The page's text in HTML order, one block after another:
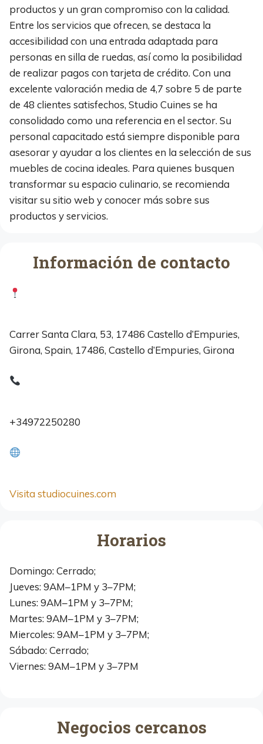
productos y un gran compromiso con la calidad.
Entre los servicios que ofrecen, se destaca la
accesibilidad con una entrada adaptada para
personas en silla de ruedas, así como la posibilidad
de realizar pagos con tarjeta de crédito. Con una
excelente valoración media de 4,7 sobre 5 de parte
de 48 clientes satisfechos, Studio Cuines se ha
consolidado como una referencia en el sector. Su
personal capacitado está siempre disponible para
asesorar y ayudar a los clientes en la selección de sus
muebles de cocina ideales. Para quienes busquen
transformar su espacio culinario, se recomienda
visitar su sitio web y conocer más sobre sus
productos y servicios.
Información de contacto
Carrer Santa Clara, 53, 17486 Castello d’Empuries,
Girona, Spain, 17486, Castello d’Empuries, Girona
+34972250280
Visita studiocuines.com
Horarios
Domingo: Cerrado;
Jueves: 9AM–1PM y 3–7PM;
Lunes: 9AM–1PM y 3–7PM;
Martes: 9AM–1PM y 3–7PM;
Miercoles: 9AM–1PM y 3–7PM;
Sábado: Cerrado;
Viernes: 9AM–1PM y 3–7PM
Negocios cercanos